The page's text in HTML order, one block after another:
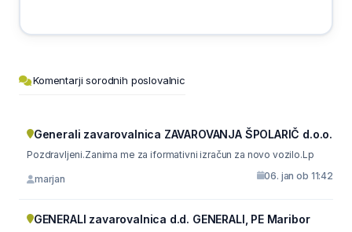
Komentarji sorodnih poslovalnic
Generali zavarovalnica ZAVAROVANJA ŠPOLARIČ d.o.o.
Pozdravljeni.Zanima me za iformativni izračun za novo vozilo.Lp
marjan 06. jan ob 11:42
GENERALI zavarovalnica d.d. GENERALI, PE Maribor